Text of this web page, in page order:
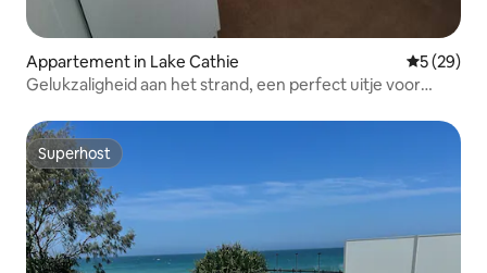
Appartement in Lake Cathie
5 (29)
Gelukzaligheid aan het strand, een perfect uitje voor
Superhost
Superhost